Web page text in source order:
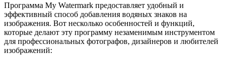
Программа My Watermark предоставляет удобный и
эффективный способ добавления водяных знаков на
изображения. Вот несколько особенностей и функций,
которые делают эту программу незаменимым инструментом
для профессиональных фотографов, дизайнеров и любителей
изображений: